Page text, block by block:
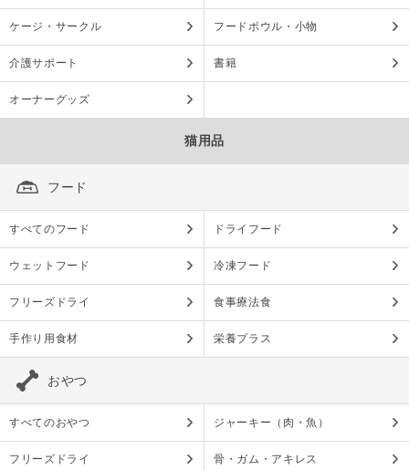
ケージ・サークル フードボウル・小物
介護サポート 書籍
オーナーグッズ
猫用品
フード
すべてのフード ドライフード
ウェットフード 冷凍フード
フリーズドライ 食事療法食
手作り用食材 栄養プラス
おやつ
すべてのおやつ ジャーキー（肉・魚）
フリーズドライ 骨・ガム・アキレス